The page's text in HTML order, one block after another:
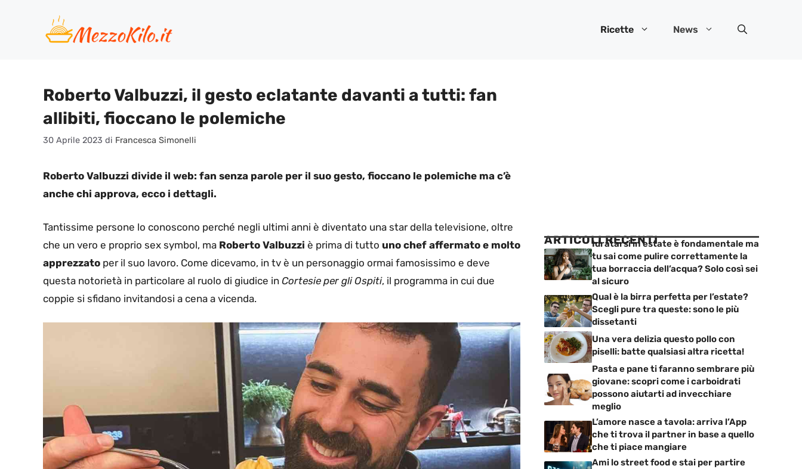
contenuto
Ricette News
Roberto Valbuzzi, il gesto eclatante davanti a tutti: fan
allibiti, fioccano le polemiche
30 Aprile 2023 di Francesca Simonelli
Roberto Valbuzzi divide il web: fan senza parole per il suo gesto, fioccano le polemiche ma c’è
anche chi approva, ecco i dettagli.
Tantissime persone lo conoscono perché negli ultimi anni è diventato una star della televisione, oltre
che un vero e proprio sex symbol, ma Roberto Valbuzzi è prima di tutto uno chef affermato e molto
apprezzato per il suo lavoro. Come dicevamo, in tv è un personaggio ormai famosissimo e deve
questa notorietà in particolare al ruolo di giudice in Cortesie per gli Ospiti, il programma in cui due
coppie si sfidano invitandosi a cena a vicenda.
ARTICOLI RECENTI
Idratarsi in estate è fondamentale ma
tu sai come pulire correttamente la
tua borraccia dell’acqua? Solo così sei
al sicuro
Qual è la birra perfetta per l’estate?
Scegli pure tra queste: sono le più
dissetanti
Una vera delizia questo pollo con
piselli: batte qualsiasi altra ricetta!
Pasta e pane ti faranno sembrare più
giovane: scopri come i carboidrati
possono aiutarti ad invecchiare
meglio
L’amore nasce a tavola: arriva l’App
che ti trova il partner in base a quello
che ti piace mangiare
Ami lo street food e stai per partire